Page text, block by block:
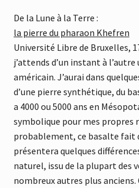
De la Lune à la Terre :
la pierre du pharaon Khefren
Université Libre de Bruxelles,
j’attends d’un instant à
américain. J’aurai dans
d’une pierre synthétique, du
a 4000 ou 5000 ans en
symbolique pour mes propres
probablement, ce basalte fait
présentera quelques
naturel, issu de la plupart des
nombreux autres plus